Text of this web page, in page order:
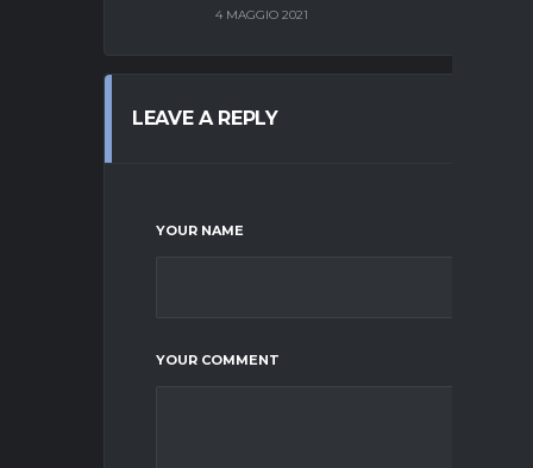
4 MAGGIO 2021
LEAVE A REPLY
YOUR NAME
YOUR COMMENT